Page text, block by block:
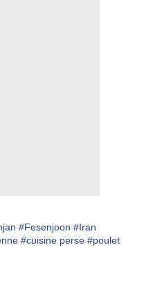
#Fesenjoon #Iran
#cuisine perse #poulet